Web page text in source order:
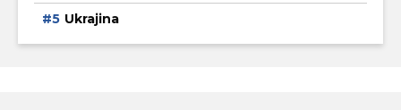
Ukrajina